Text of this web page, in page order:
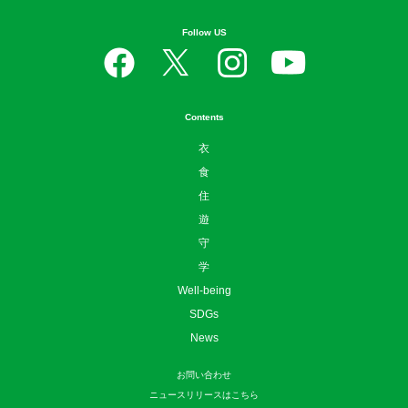
Follow US
Contents
衣
食
住
遊
守
学
Well-being
SDGs
News
お問い合わせ
ニュースリリースはこちら